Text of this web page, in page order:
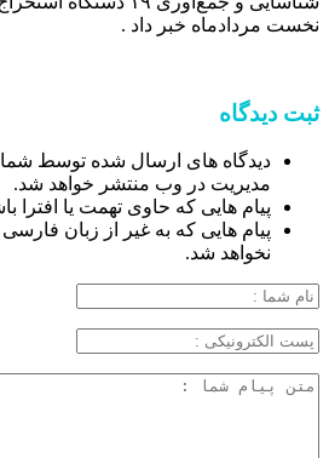
نخست مردادماه خبر داد .
ثبت دیدگاه
دیدگاه های ارسال شده توسط
مدیریت در وب منتشر خواهد شد.
پیام هایی که حاوی تهمت یا افترا
پیام هایی که به غیر از زبان
نخواهد شد.